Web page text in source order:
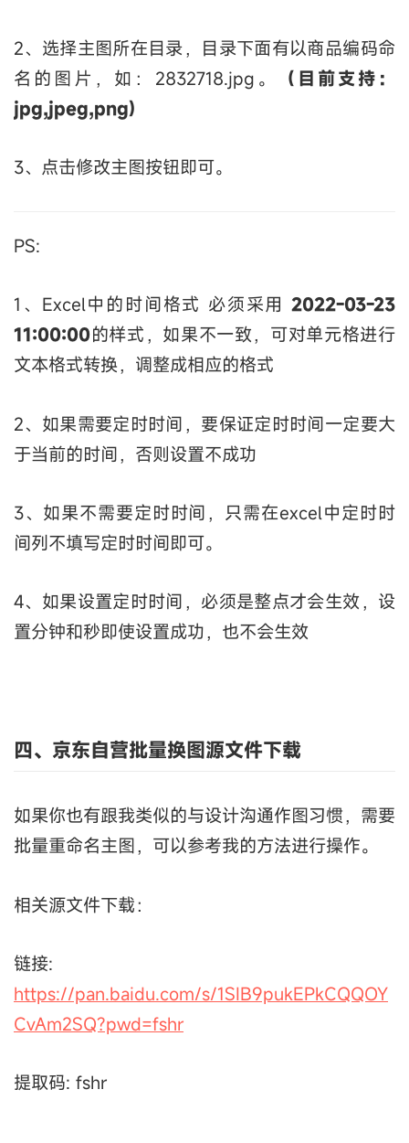
2、选择主图所在目录，目录下面有以商品编码命
名的图片，如：2832718.jpg。
（目前支持：
jpg,jpeg,png)
3、点击修改主图按钮即可。
PS:
1、Excel中的时间格式 必须采用 2022-03-23
11:00:00的样式，如果不一致，可对单元格进行
文本格式转换，调整成相应的格式
2、如果需要定时时间，要保证定时时间一定要大
于当前的时间，否则设置不成功
3、如果不需要定时时间，只需在excel中定时时
间列不填写定时时间即可。
4、如果设置定时时间，必须是整点才会生效，设
置分钟和秒即使设置成功，也不会生效
四、京东自营批量换图源文件下载
如果你也有跟我类似的与设计沟通作图习惯，需要
批量重命名主图，可以参考我的方法进行操作。
相关源文件下载：
链接:
https://pan.baidu.com/s/1SIB9pukEPkCQQOY
CvAm2SQ?pwd=fshr
提取码: fshr